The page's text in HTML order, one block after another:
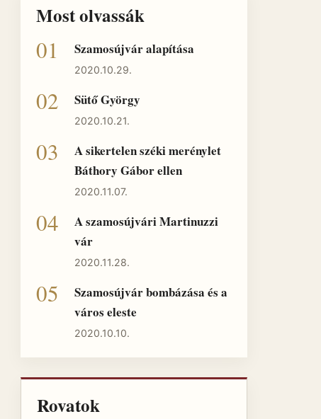
Most olvassák
Szamosújvár alapítása
2020.10.29.
Sütő György
2020.10.21.
A sikertelen széki merénylet
Báthory Gábor ellen
2020.11.07.
A szamosújvári Martinuzzi
vár
2020.11.28.
Szamosújvár bombázása és a
város eleste
2020.10.10.
Rovatok